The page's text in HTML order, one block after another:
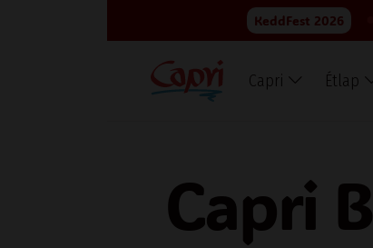
KeddFest 2026
Capri Étlap
Capri